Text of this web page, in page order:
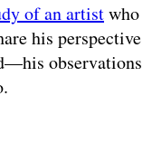
of an artistwho
his perspective
observations